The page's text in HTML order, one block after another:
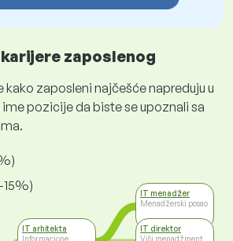
zaposlenog
kako zaposleni najčešće napreduju u
ime pozicije da biste se upoznali sa
IT arhitekta
Informacione
IT menadžer
Menadžerski posao
IT direktor
Viši menadžment